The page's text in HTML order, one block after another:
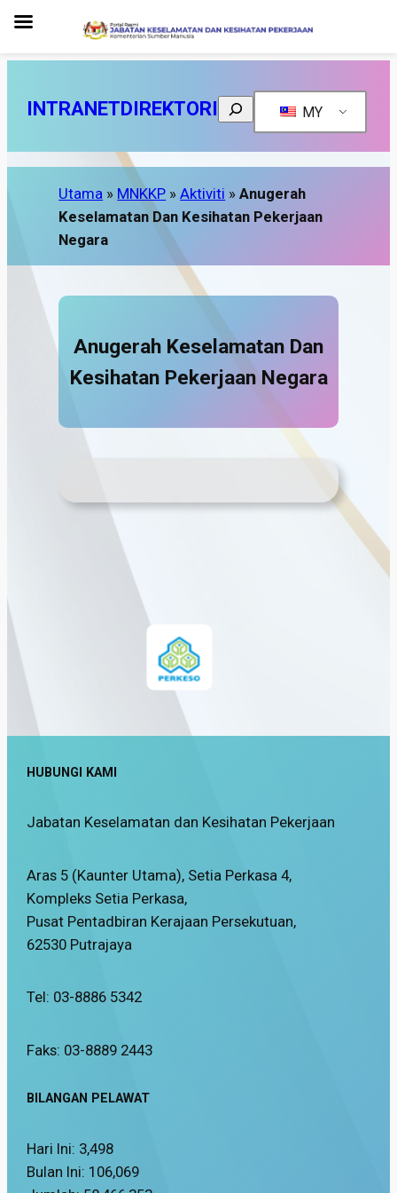
INTRANETDIREKTORI Search MY
Utama » MNKKP »Aktiviti »Anugerah
Keselamatan Dan Kesihatan Pekerjaan
Negara
Anugerah Keselamatan Dan
Kesihatan Pekerjaan Negara
HUBUNGI KAMI
Jabatan Keselamatan dan Kesihatan Pekerjaan
Aras 5 (Kaunter Utama), Setia Perkasa 4,
Kompleks Setia Perkasa,
Pusat Pentadbiran Kerajaan Persekutuan,
62530 Putrajaya
Tel: 03-8886 5342
Faks: 03-8889 2443
BILANGAN PELAWAT
Hari Ini: 3,498
Bulan Ini: 106,069